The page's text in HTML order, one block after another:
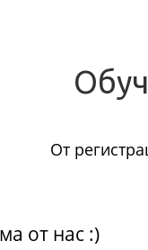
От
от нас :)